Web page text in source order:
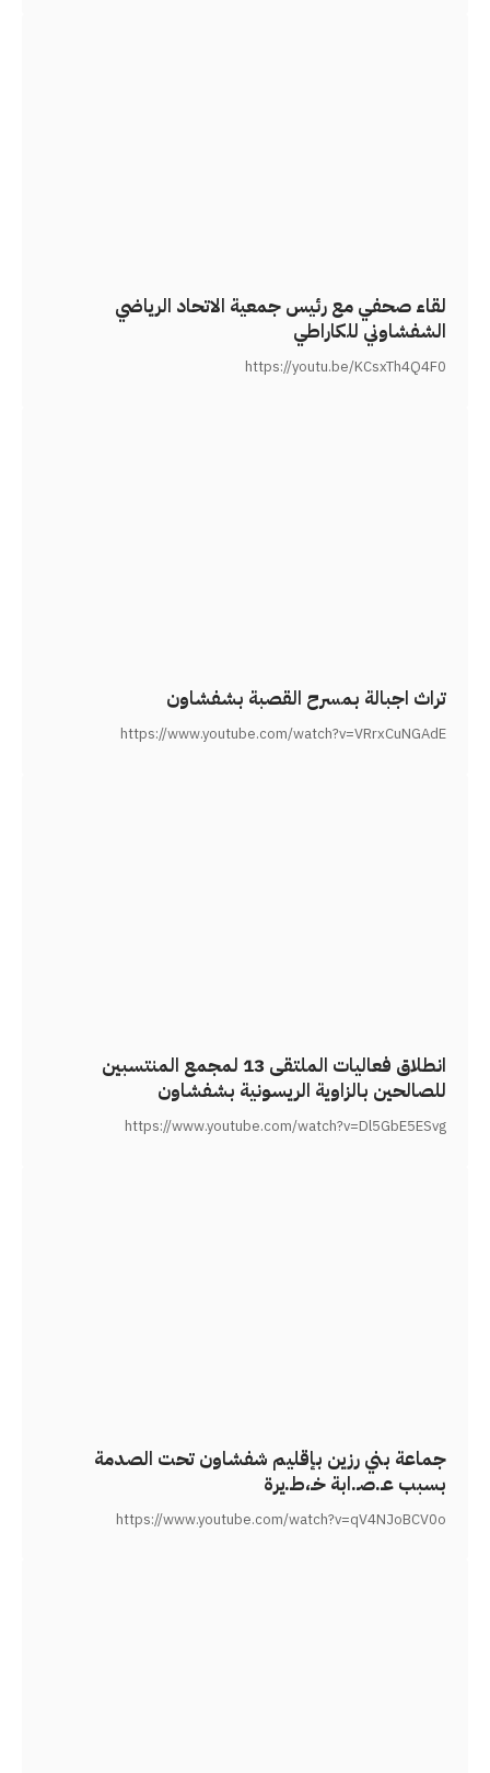
لقاء صحفي مع رئيس جمعية الاتحاد الرياضي
الشفشاوني للكاراطي
https://youtu.be/KCsxTh4Q4F0
تراث اجبالة بمسرح القصبة بشفشاون
https://www.youtube.com/watch?v=VRrxCuNGAdE
انطلاق فعاليات الملتقى 13 لمجمع المنتسبين
للصالحين بالزاوية الريسونية بشفشاون
https://www.youtube.com/watch?v=Dl5GbE5ESvg
جماعة بني رزين بإقليم شفشاون تحت الصدمة
بسبب عـ.صـ.ابة خـ،طـ.يرة
https://www.youtube.com/watch?v=qV4NJoBCV0o